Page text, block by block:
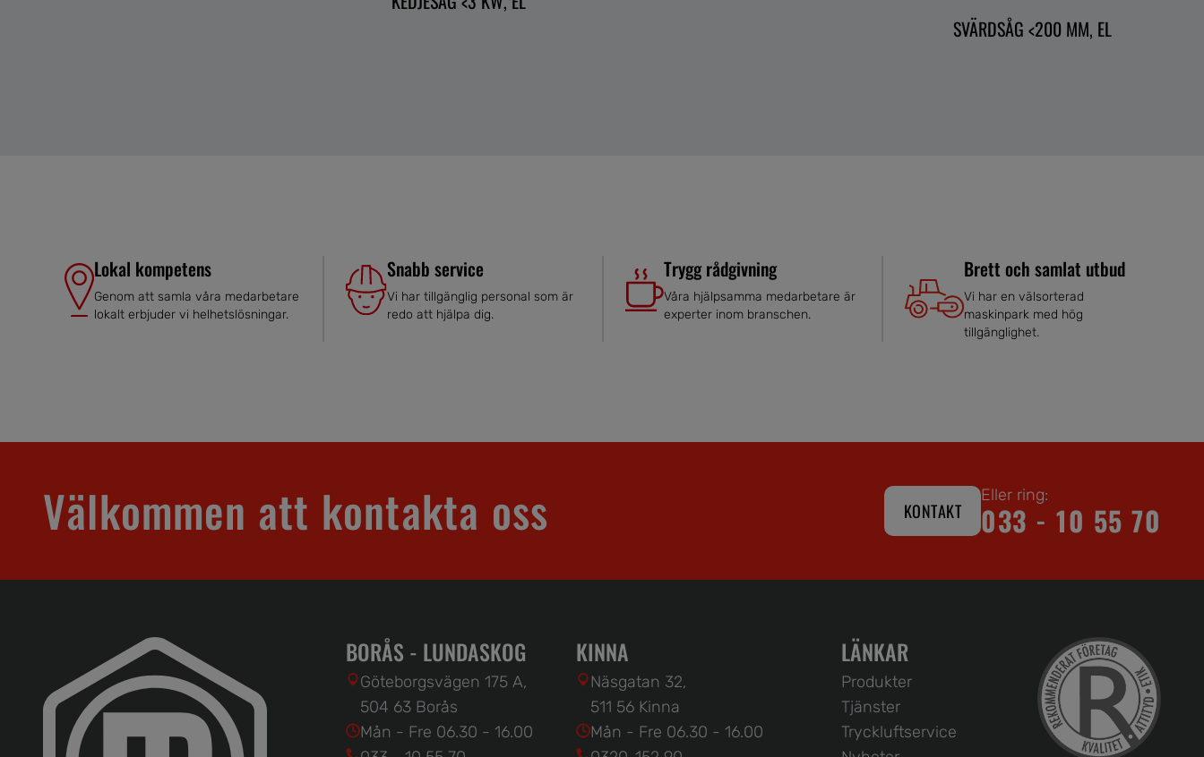
SVÄRDSÅG <200 MM, EL
Lokal kompetens
Genom att samla våra medarbetare
lokalt erbjuder vi helhetslösningar.
Snabb service
Vi har tillgänglig personal som är
redo att hjälpa dig.
Trygg rådgivning
Våra hjälpsamma medarbetare är
experter inom branschen.
Brett och samlat utbud
Vi har en välsorterad
maskinpark med hög
tillgänglighet.
Välkommen att kontakta oss KONTAKT
Eller ring:
033 - 10 55 70
BORÅS - LUNDASKOG
Göteborgsvägen 175 A,
504 63 Borås
Mån - Fre 06.30 - 16.00
KINNA
Näsgatan 32,
511 56 Kinna
Mån - Fre 06.30 - 16.00
LÄNKAR
Produkter
Tjänster
Tryckluftservice